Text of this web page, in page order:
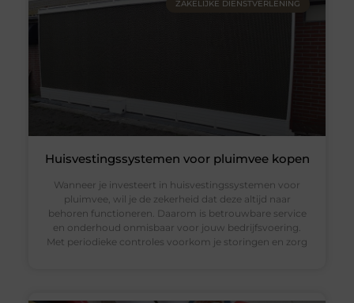
ZAKELIJKE DIENSTVERLENING
Huisvestingssystemen voor pluimvee kopen
Wanneer je investeert in huisvestingssystemen voor
pluimvee, wil je de zekerheid dat deze altijd naar
behoren functioneren. Daarom is betrouwbare service
en onderhoud onmisbaar voor jouw bedrijfsvoering.
Met periodieke controles voorkom je storingen en zorg